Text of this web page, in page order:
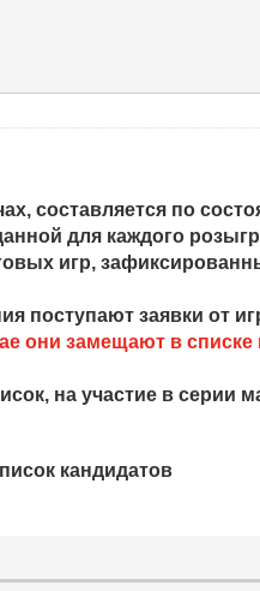
составляется по
для каждого
игр,
поступают заявки от
они замещают в списке
на участие в серии
кандидатов